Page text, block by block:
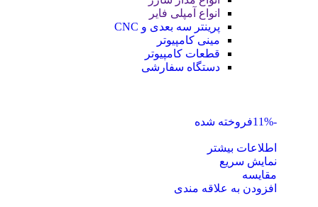
انواع آمپلی فایر
پرینتر سه بعدی و CNC
مینی کامپیوتر
قطعات کامپیوتر
دستگاه سفارشی
-11% فروخته شده
اطلاعات بیشتر
نمایش سریع
مقايسه
افزودن به علاقه مندی